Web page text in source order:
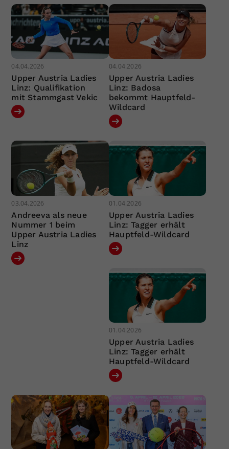
04.04.2026
Upper Austria Ladies
Linz: Qualifikation
mit Stammgast Vekic
04.04.2026
Upper Austria Ladies
Linz: Badosa
bekommt Hauptfeld-
Wildcard
03.04.2026
Andreeva als neue
Nummer 1 beim
Upper Austria Ladies
Linz
01.04.2026
Upper Austria Ladies
Linz: Tagger erhält
Hauptfeld-Wildcard
01.04.2026
Upper Austria Ladies
Linz: Tagger erhält
Hauptfeld-Wildcard